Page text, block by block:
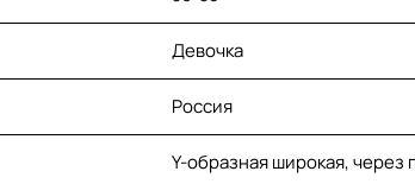
Девочка
Россия
Y-образная широкая, через